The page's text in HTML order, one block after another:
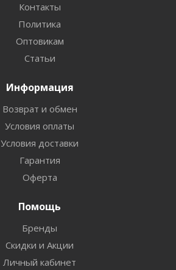
Контакты
Политика
Оптовикам
Статьи
Информация
Возврат и обмен
Условия оплаты
Условия доставки
Гарантия
Оферта
Помощь
Бренды
Скидки и Акции
Личный кабинет